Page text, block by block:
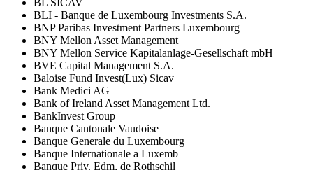
BLI - Banque de Luxembourg Investments S.A.
BNP Paribas Investment Partners Luxembourg
BNY Mellon Asset Management
BNY Mellon Service Kapitalanlage-Gesellschaft mbH
BVE Capital Management S.A.
Baloise Fund Invest(Lux) Sicav
Bank Medici AG
Bank of Ireland Asset Management Ltd.
BankInvest Group
Banque Cantonale Vaudoise
Banque Generale du Luxembourg
Banque Internationale a Luxemb
Banque Priv. Edm, de Rothschil